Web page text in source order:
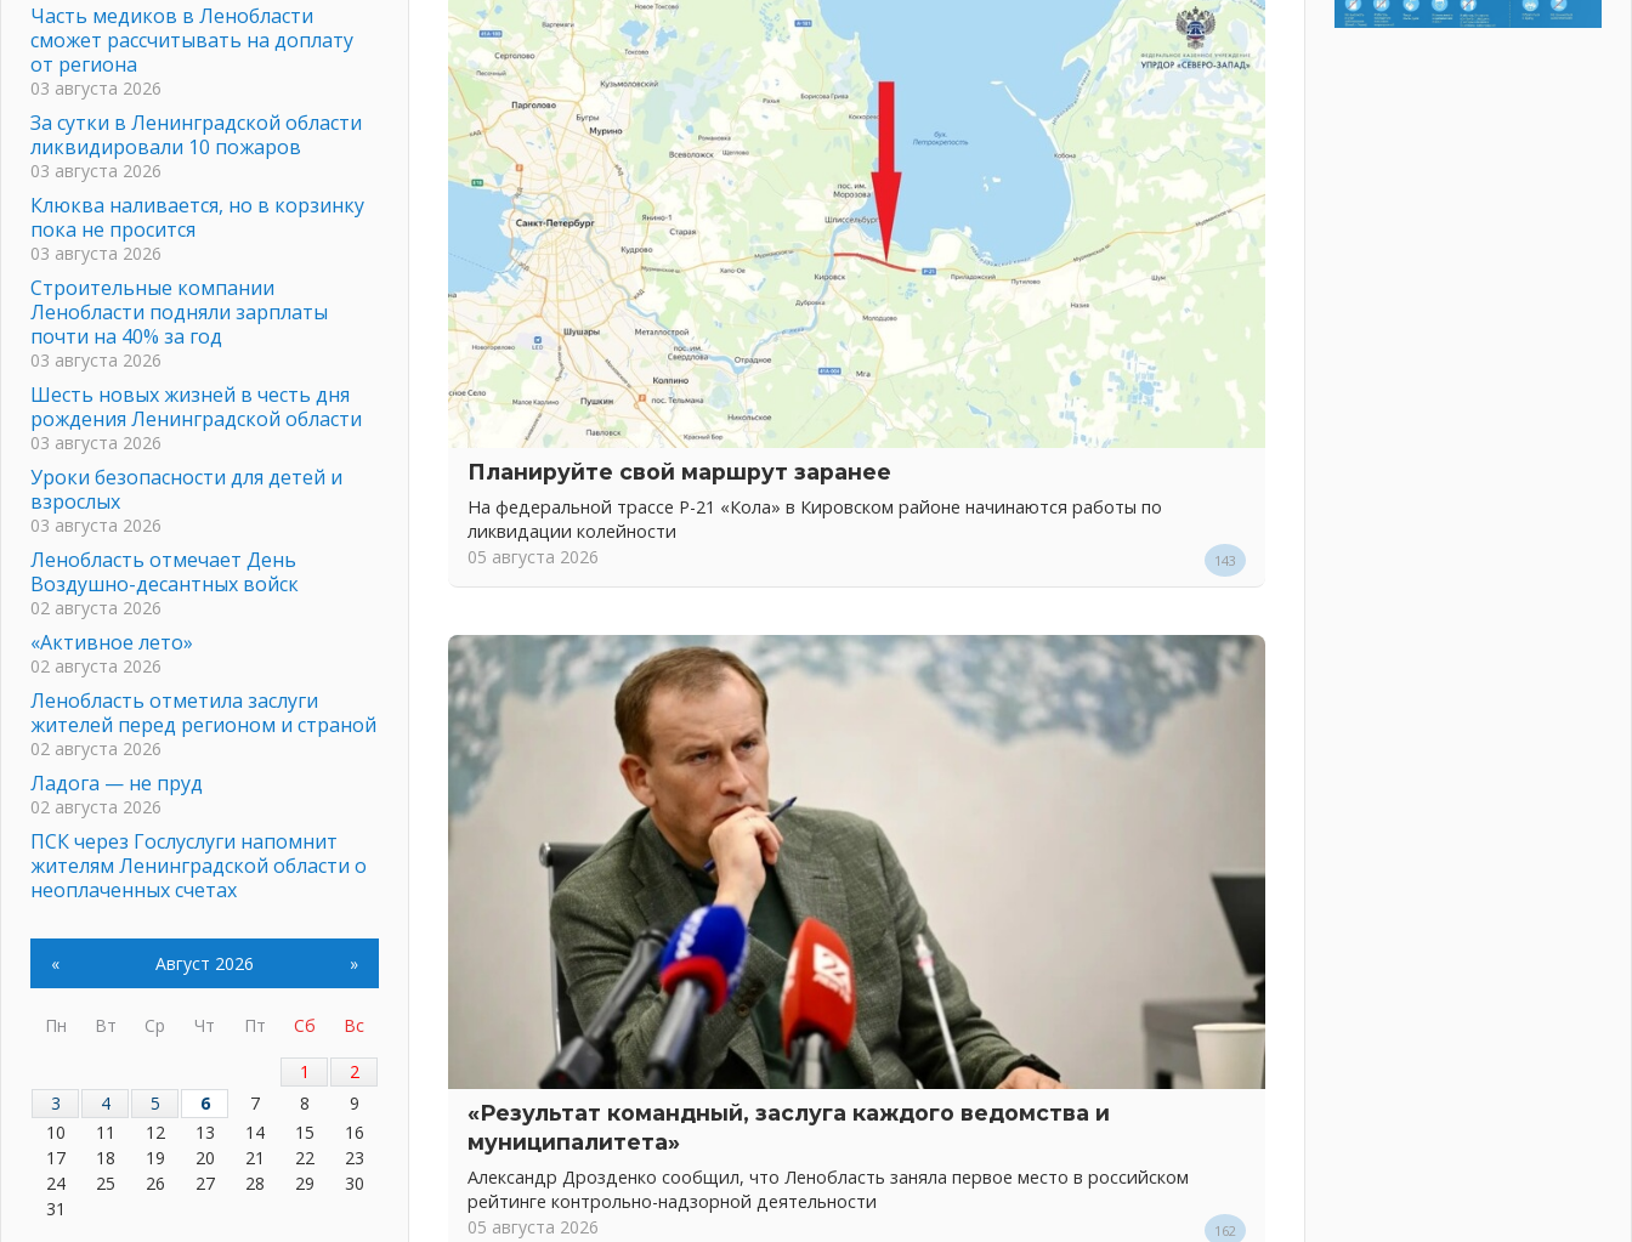
Планируйте свой маршрут заранее
На федеральной трассе Р-21 «Кола» в Кировском районе начинаются работы по
ликвидации колейности
05 августа 2026
143
«Результат командный, заслуга каждого ведомства и
муниципалитета»
Александр Дрозденко сообщил, что Ленобласть заняла первое место в российском
рейтинге контрольно-надзорной деятельности
05 августа 2026
162
Часть медиков в Ленобласти
сможет рассчитывать на доплату
от региона
03 августа 2026
За сутки в Ленинградской области
ликвидировали 10 пожаров
03 августа 2026
Клюква наливается, но в корзинку
пока не просится
03 августа 2026
Строительные компании
Ленобласти подняли зарплаты
почти на 40% за год
03 августа 2026
Шесть новых жизней в честь дня
рождения Ленинградской области
03 августа 2026
Уроки безопасности для детей и
взрослых
03 августа 2026
Ленобласть отмечает День
Воздушно-десантных войск
02 августа 2026
«Активное лето»
02 августа 2026
Ленобласть отметила заслуги
жителей перед регионом и страной
02 августа 2026
Ладога — не пруд
02 августа 2026
ПСК через Гослуслуги напомнит
жителям Ленинградской области о
неоплаченных счетах
Кировском районе Ленобласти
02 августа 2026
Жителям Ленобласти напомнили,
как действовать при укусе клеща
В Ивангороде назвали новых
почетных граждан Ленинградской
области
02 августа 2026
Готовность №1
« Август 2026 »
Пн Вт Ср Чт Пт Сб
Вс
1
2
3
4 5 6 7 8
9
10
11 12 13 14 15
16
17
18 19 20 21 22
23
24
25 26 27 28 29
30
31